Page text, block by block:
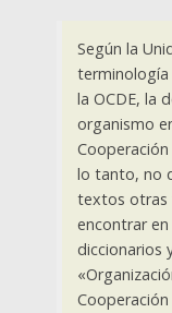
Según la
terminología
la OCDE, la
organismo
lo tanto, no
textos otras
encontrar
diccionarios